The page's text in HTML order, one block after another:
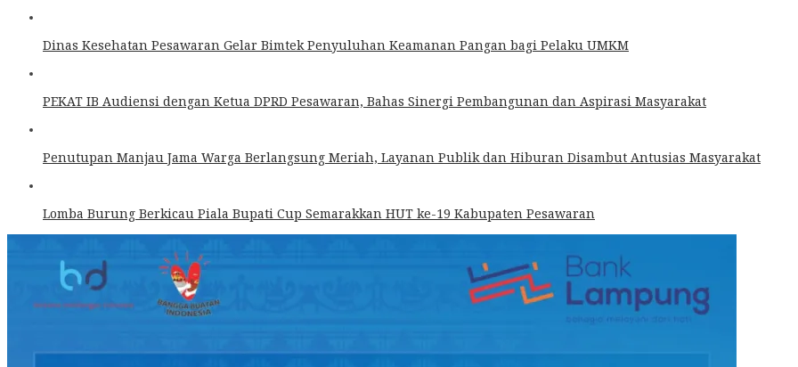
Dinas Kesehatan Pesawaran Gelar Bimtek Penyuluhan Keamanan Pangan bagi Pelaku UMKM
PEKAT IB Audiensi dengan Ketua DPRD Pesawaran, Bahas Sinergi Pembangunan dan Aspirasi Masyarakat
Penutupan Manjau Jama Warga Berlangsung Meriah, Layanan Publik dan Hiburan Disambut Antusias Masyarakat
Lomba Burung Berkicau Piala Bupati Cup Semarakkan HUT ke-19 Kabupaten Pesawaran